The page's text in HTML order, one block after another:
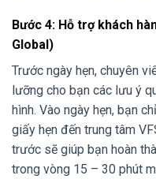
Bước 4: Hỗ trợ khách
Global)
Trước ngày hẹn, chuyên
lưỡng cho bạn các lưu ý
hình. Vào ngày hẹn, bạn
giấy hẹn đến trung tâm
trước sẽ giúp bạn hoàn
trong vòng 15 – 30 phút